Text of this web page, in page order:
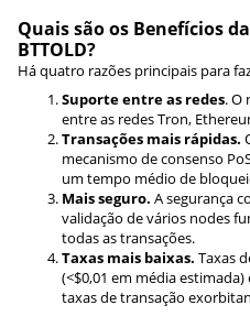
Quais são os Benefícios
BTTOLD?
Há quatro razões principais para
Suporte entre as redes. O
entre as redes Tron,
Transações mais rápidas.
mecanismo de consenso
um tempo médio de
Mais seguro. A segurança
validação de vários nodes
todas as transações.
Taxas mais baixas. Taxas
(<$0,01 em média
taxas de transação